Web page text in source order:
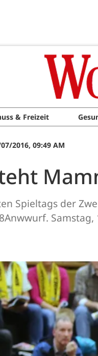
& Freizeit
2016, 09:49 AM
Spieltags der